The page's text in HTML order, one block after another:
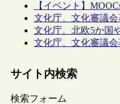
【イベント】
文化庁、文化審議
文化庁、北欧5か国
文化庁、文化審議
サイト内検索
検索フォーム